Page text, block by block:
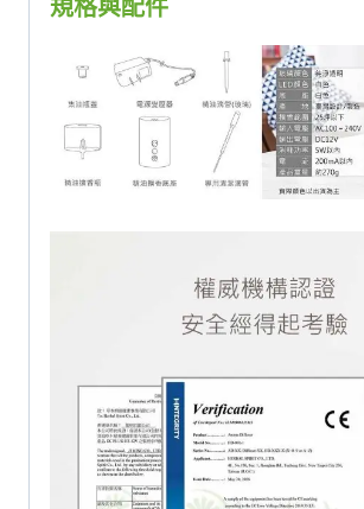
規格與配件